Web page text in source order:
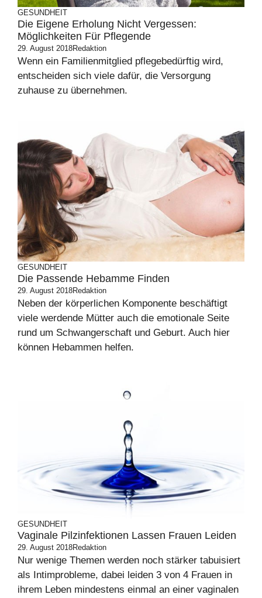
GESUNDHEIT
Die Eigene Erholung Nicht Vergessen:
Möglichkeiten Für Pflegende
29. August 2018Redaktion
Wenn ein Familienmitglied pflegebedürftig wird,
entscheiden sich viele dafür, die Versorgung
zuhause zu übernehmen.
GESUNDHEIT
Die Passende Hebamme Finden
29. August 2018Redaktion
Neben der körperlichen Komponente beschäftigt
viele werdende Mütter auch die emotionale Seite
rund um Schwangerschaft und Geburt. Auch hier
können Hebammen helfen.
GESUNDHEIT
Vaginale Pilzinfektionen Lassen Frauen Leiden
29. August 2018Redaktion
Nur wenige Themen werden noch stärker tabuisiert
als Intimprobleme, dabei leiden 3 von 4 Frauen in
ihrem Leben mindestens einmal an einer vaginalen